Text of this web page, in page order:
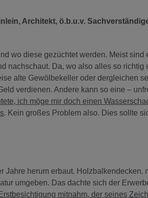
Architekt, ö.b.u.v.
wo diese gezüchtet werden. Meist sind
nachschaut. Da, wo also alles so richtig
alte Gewölbekeller oder dergleichen
verdienen. Andere kann so eine –
ich möge mir doch einen
. Kein großes Problem also. Dies sollte
herum erbaut. Holzbalkendecken,
umgeben. Das dachte sich der
mitnahm, der seines